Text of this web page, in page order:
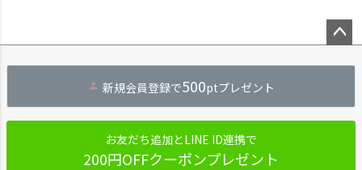
ジト
へ
新規会員登録で500ptプレゼント
お友だち追加とLINE ID連携で
200円OFFクーポンプレゼント